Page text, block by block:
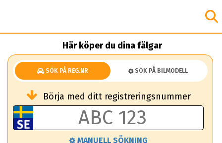
Här köper du dina fälgar
SÖK PÅ REG.NR SÖK PÅ BILMODELL
Börja med ditt registreringsnummer
MANUELL SÖKNING